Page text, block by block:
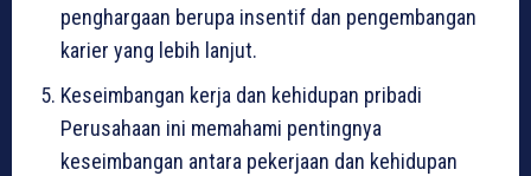
penghargaan berupa insentif dan pengembangan
karier yang lebih lanjut.
Keseimbangan kerja dan kehidupan pribadi
Perusahaan ini memahami pentingnya
keseimbangan antara pekerjaan dan kehidupan